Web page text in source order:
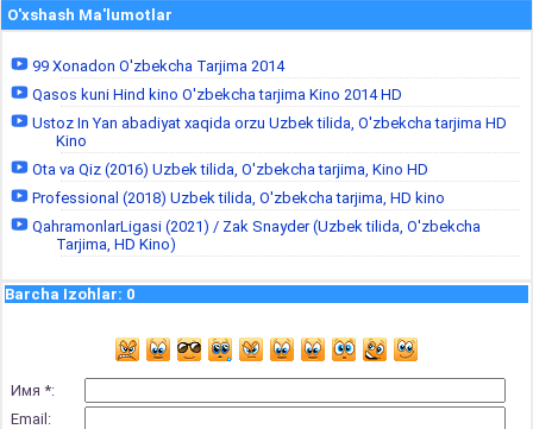
O'xshash Ma'lumotlar
99 Xonadon O'zbekcha Tarjima 2014
Qasos kuni Hind kino O'zbekcha tarjima Kino 2014 HD
Ustoz In Yan abadiyat xaqida orzu Uzbek tilida, O'zbekcha tarjima HD
Kino
Ota va Qiz (2016) Uzbek tilida, O'zbekcha tarjima, Kino HD
Professional (2018) Uzbek tilida, O'zbekcha tarjima, HD kino
QahramonlarLigasi (2021) / Zak Snayder (Uzbek tilida, O'zbekcha
Tarjima, HD Kino)
Barcha Izohlar: 0
Имя *:
Email: